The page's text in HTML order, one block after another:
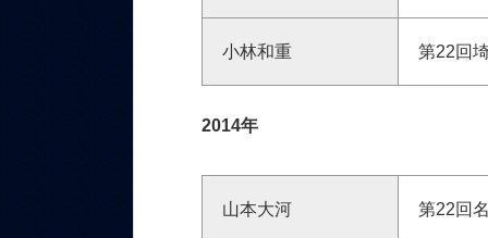
小林和重 第22回
2014年
山本大河 第22回